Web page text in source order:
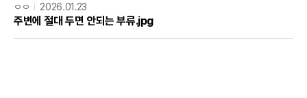
ㅇㅇ 2026.01.23
주변에 절대 두면 안되는 부류.jpg